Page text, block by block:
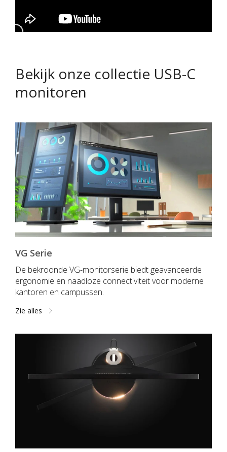
Bekijk onze collectie USB-C
monitoren
VG Serie
De bekroonde VG-monitorserie biedt geavanceerde
ergonomie en naadloze connectiviteit voor moderne
kantoren en campussen.
Zie alles